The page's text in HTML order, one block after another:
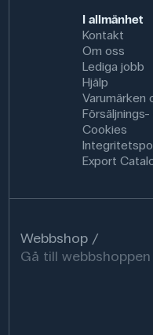
I allmänhet
Kontakt
Om oss
Lediga jobb
Hjälp
Varumärken
Cookies
Export
Webbshop
Gå till webbshoppen